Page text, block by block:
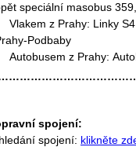
speciální masobus
Vlakem z Prahy: Linky
Podbaby
Autobusem z Prahy:
spojení:
spojení: klikněte